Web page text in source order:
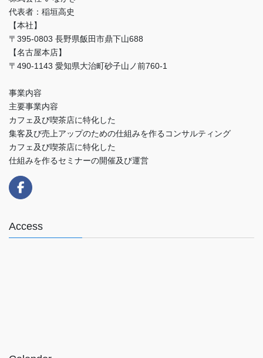
代表者：稲垣高史
【本社】
〒395-0803 長野県飯田市鼎下山688
【名古屋本店】
〒490-1143 愛知県大治町砂子山ノ前760-1
事業内容
主要事業内容
カフェ及び喫茶店に特化した
集客及び売上アップのための仕組みを作るコンサルティング
カフェ及び喫茶店に特化した
仕組みを作るセミナーの開催及び運営
Access